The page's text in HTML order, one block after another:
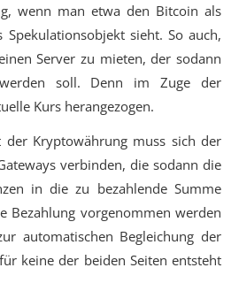
wenn man etwa den Bitcoin als
sieht. So auch,
Server zu mieten, der sodann
soll. Denn im Zuge der
Kurs herangezogen.
Kryptowährung muss sich der
verbinden, die sodann die
in die zu bezahlende Summe
Bezahlung vorgenommen werden
automatischen Begleichung der
keine der beiden Seiten entsteht